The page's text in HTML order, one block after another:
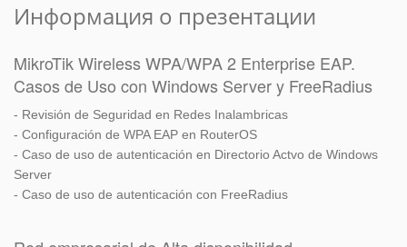
Информация о презентации
MikroTik Wireless WPA/WPA 2 Enterprise EAP.
Casos de Uso con Windows Server y FreeRadius
- Revisión de Seguridad en Redes Inalambricas
- Configuración de WPA EAP en RouterOS
- Caso de uso de autenticación en Directorio Actvo de Windows
Server
- Caso de uso de autenticación con FreeRadius